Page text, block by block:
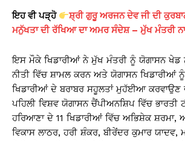
ਇਹ ਵੀ ਪੜ੍ਹੋ
ਸ਼੍ਰੀ ਗੁਰੂ ਅਰਜਨ ਦੇਵ ਜੀ ਦੀ
ਮਨੁੱਖਤਾ ਦੀ ਰੱਖਿਆ ਦਾ ਅਮਰ ਸੰਦੇਸ਼ – ਮੁੱਖ ਮੰਤਰੀ
ਇਸ ਮੌਕੇ ਖਿਡਾਰੀਆਂ ਨੇ ਮੁੱਖ ਮੰਤਰੀ ਨੂੰ ਯੋਗਾਸਨ ਖੇਡ
ਨੀਤੀ ਵਿੱਚ ਸ਼ਾਮਲ ਕਰਨ ਅਤੇ ਯੋਗਾਸਨ ਖਿਡਾਰੀਆਂ
ਖਿਡਾਰੀਆਂ ਦੇ ਬਰਾਬਰ ਸਹੂਲਤਾਂ ਮੁਹੱਈਆ ਕਰਵਾਉਣ
ਪਹਿਲੀ ਵਿਸ਼ਵ ਯੋਗਾਸਨ ਚੈਂਪੀਅਨਸ਼ਿਪ ਵਿੱਚ ਭਾਰਤੀ
ਹਰਿਆਣਾ ਦੇ 11 ਖਿਡਾਰੀਆਂ ਵਿੱਚ ਅਭਿਸ਼ੇਕ ਸ਼ਰਮਾ,
ਵਿਕਾਸ ਲਾਠਰ, ਹਰੀ ਸ਼ੰਕਰ, ਬੀਰੇਂਦਰ ਕੁਮਾਰ ਯਾਦਵ,